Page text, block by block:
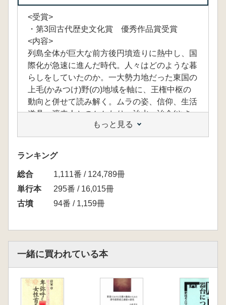
<受賞>
・第3回古代歴史文化賞 優秀作品賞受賞
<内容>
列島全体が巨大な前方後円墳造りに熱中し、国
際化が急速に進んだ時代。人々はどのような暮
らしをしていたのか。一大勢力地だった東国の
上毛(かみつけ)野(の)地域を軸に、王権中枢の
動向と併せて読み解く。ムラの姿、信仰、生活
道具、渡来人とのかかわり、治水・冶金(やき
ん)技術、農業経営、首長の権威…。多様な視
点で社会システムに迫り、地方から古墳時代を
展望する。(発行元HPより)
<目次>
古墳から古墳時代社会へ―プロローグ
古墳時代のムラをあるく
姿をあらわした五・六世紀のムラ
集落での暮らしぶり
上毛野の渡来人たち
地方豪族の対外活動と渡来人
首長による地域経営と農業政策
もっと見る
ランキング
総合
1,111番 / 124,789冊
単行本
295番 / 16,015冊
古墳
94番 / 1,159冊
一緒に買われている本